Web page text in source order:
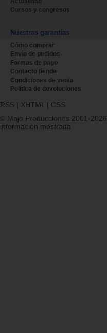
Cursos y congresos
Nuestras garantías
Cómo comprar
Envío de pedidos
Formas de pago
Contacto tienda
Condiciones de venta
Política de devoluciones
RSS | XHTML | CSS
© Majo Producciones 2001-2026
información mostrada